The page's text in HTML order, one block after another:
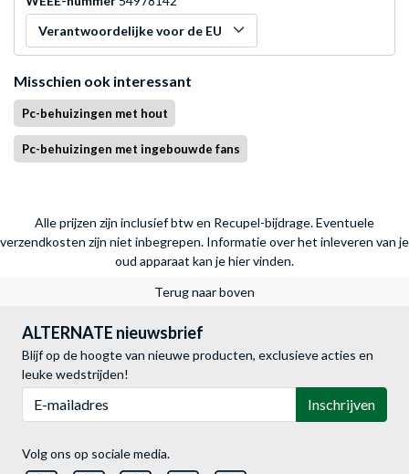
Verantwoordelijke voor de EU
Misschien ook interessant
Pc-behuizingen met hout
Pc-behuizingen met ingebouwde fans
Alle prijzen zijn inclusief btw en Recupel-bijdrage. Eventuele
verzendkosten zijn niet inbegrepen. Informatie over het inleveren van je
oud apparaat kan je hier vinden.
Terug naar boven
ALTERNATE nieuwsbrief
Blijf op de hoogte van nieuwe producten, exclusieve acties en
leuke wedstrijden!
Inschrijven
Volg ons op sociale media.